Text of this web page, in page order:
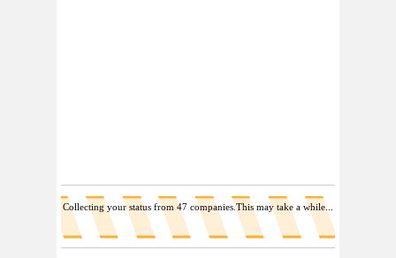
Collecting your status from 31 companies.This may take a while...